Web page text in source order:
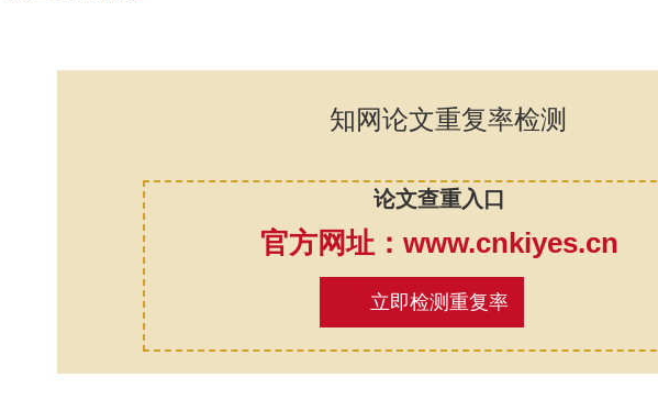
知网论文重复率检测
论文查重入口
官方网址：www.cnkiyes.cn
立即检测重复率